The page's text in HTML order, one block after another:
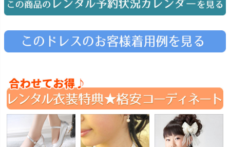
予約 Web または お電話
特典 ヘアメイク・着付け